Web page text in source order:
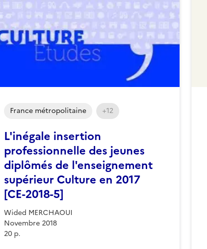
L'inégale insertion
professionnelle des jeunes
diplômés de l'enseignement
supérieur Culture en 2017
[CE-2018-5]
Wided MERCHAOUI
Novembre 2018
20 p.
France métropolitaine +12